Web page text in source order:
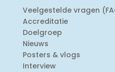
Veelgestelde vragen
Accreditatie
Doelgroep
Nieuws
Posters & vlogs
Interview